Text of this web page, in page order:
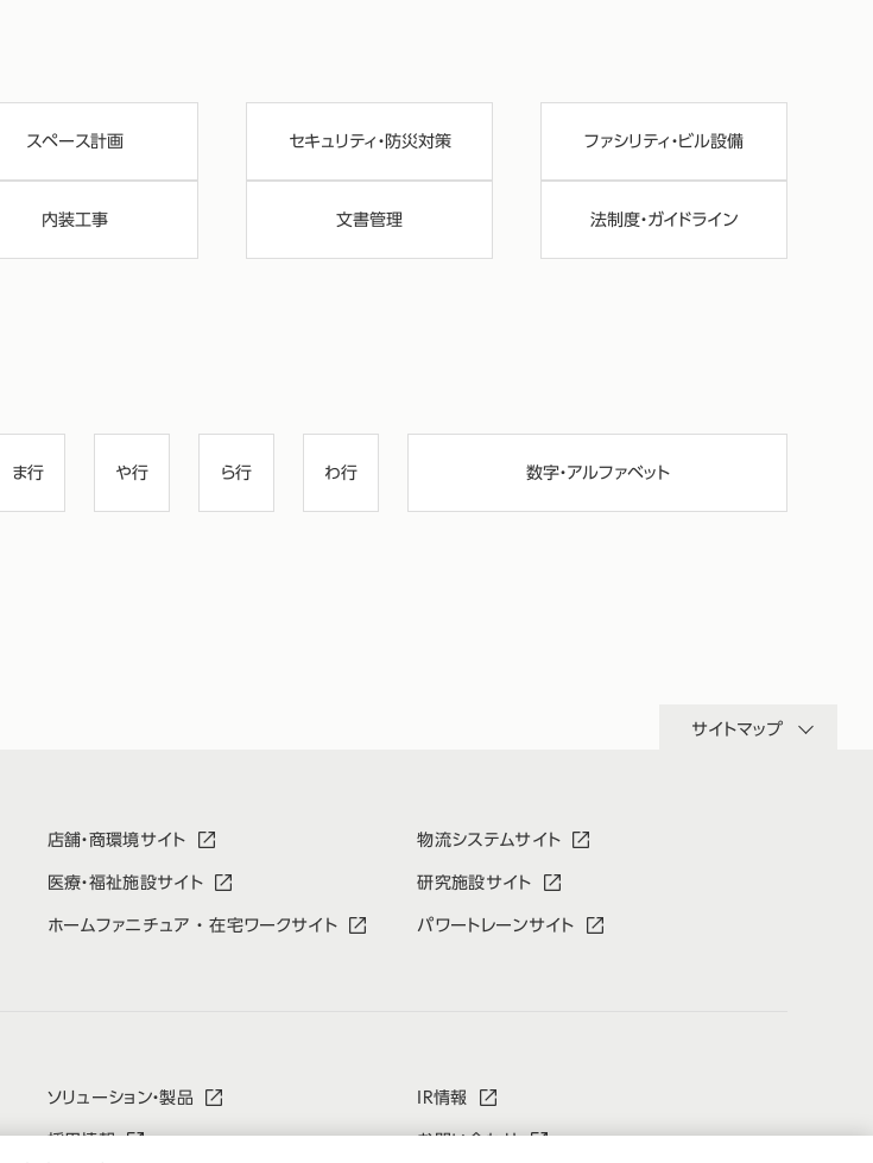
スペース計画 セキュリティ・防災対策 ファシリティ・ビル設備
内装工事 文書管理 法制度・ガイドライン
ま行 や行 ら行 わ行 数字・アルファベット
サイトマップ
店舗・商環境サイト
医療・福祉施設サイト
ホームファニチュア ・ 在宅ワークサイト
物流システムサイト
研究施設サイト
パワートレーンサイト
ソリューション・製品
採用情報
IR情報
お問い合わせ